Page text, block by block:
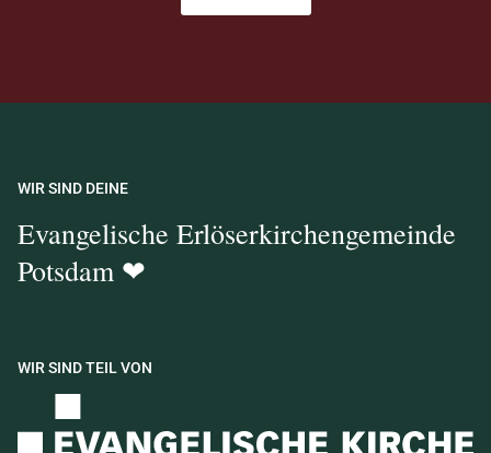
WIR SIND DEINE
Evangelische Erlöserkirchengemeinde
Potsdam ❤
WIR SIND TEIL VON